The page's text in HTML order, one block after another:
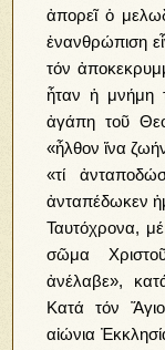
ἀπορεῖ ὁ
ἐνανθρώπιση
τόν
ἦταν ἡ μνήμη
ἀγάπη τοῦ
«ἦλθον ἵνα
«τί
ἀνταπέδωκεν
Ταυτόχρονα,
σῶμα
ἀνέλαβε»,
Κατά τόν
αἰώνια